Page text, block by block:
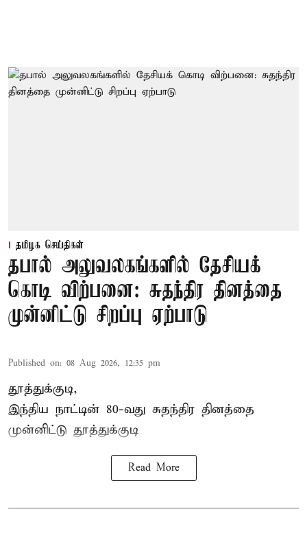
தமிழக செய்திகள்
தபால் அலுவலகங்களில் தேசியக்
கொடி விற்பனை: சுதந்திர தினத்தை
முன்னிட்டு சிறப்பு ஏற்பாடு
Published on: 08 Aug 2026, 12:35 pm
தூத்துக்குடி,
இந்திய நாட்டின் 80-வது சுதந்திர தினத்தை
முன்னிட்டு தூத்துக்குடி
Read More